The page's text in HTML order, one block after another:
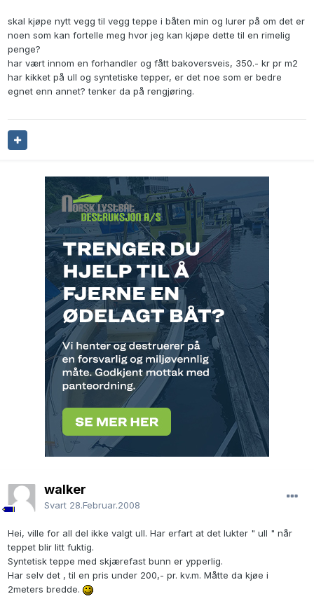
skal kjøpe nytt vegg til vegg teppe i båten min og lurer på om det er
noen som kan fortelle meg hvor jeg kan kjøpe dette til en rimelig
penge?
har vært innom en forhandler og fått bakoversveis, 350.- kr pr m2
har kikket på ull og syntetiske tepper, er det noe som er bedre
egnet enn annet? tenker da på rengjøring.
walker
Svart 28.Februar.2008
Hei, ville for all del ikke valgt ull. Har erfart at det lukter " ull " når
teppet blir litt fuktig.
Syntetisk teppe med skjærefast bunn er ypperlig.
Har selv det , til en pris under 200,- pr. kv.m. Måtte da kjøe i
2meters bredde.